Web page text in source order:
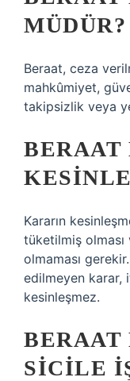
MÜDÜR?
Beraat, ceza
mahkûmiyet,
takipsizlik veya
Kararın
tüketilmiş olması
olmaması
edilmeyen karar,
kesinleşmez.
BERAAT
SICILE